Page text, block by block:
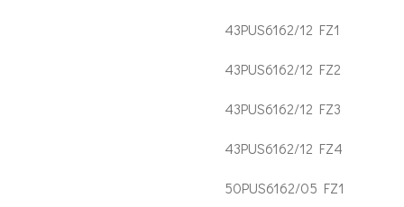
43PUS6162/12 FZ1
43PUS6162/12 FZ2
43PUS6162/12 FZ3
43PUS6162/12 FZ4
50PUS6162/05 FZ1